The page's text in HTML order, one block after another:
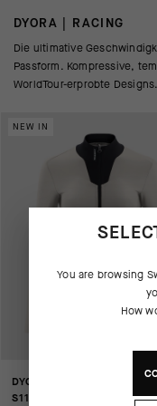
DYORA | RACING
Die ultimative
Passform. Kompressive,
WorldTour-erprobte Designs.
NEW IN
DYORA R SPRING FALL
S11
You are browsing
How